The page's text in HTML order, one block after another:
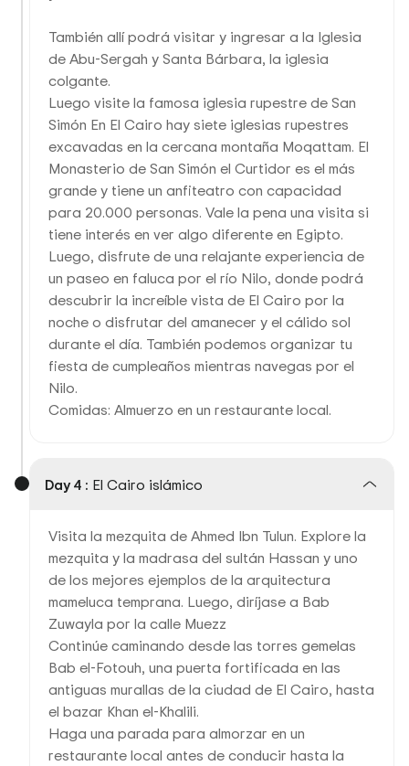
También allí podrá visitar y ingresar a la Iglesia
de Abu-Sergah y Santa Bárbara, la iglesia
colgante.
Luego visite la famosa iglesia rupestre de San
Simón En El Cairo hay siete iglesias rupestres
excavadas en la cercana montaña Moqattam. El
Monasterio de San Simón el Curtidor es el más
grande y tiene un anfiteatro con capacidad
para 20.000 personas. Vale la pena una visita si
tiene interés en ver algo diferente en Egipto.
Luego, disfrute de una relajante experiencia de
un paseo en faluca por el río Nilo, donde podrá
descubrir la increíble vista de El Cairo por la
noche o disfrutar del amanecer y el cálido sol
durante el día. También podemos organizar tu
fiesta de cumpleaños mientras navegas por el
Nilo.
Comidas: Almuerzo en un restaurante local.
Day 4 : El Cairo islámico
Visita la mezquita de Ahmed Ibn Tulun. Explore la
mezquita y la madrasa del sultán Hassan y uno
de los mejores ejemplos de la arquitectura
mameluca temprana. Luego, diríjase a Bab
Zuwayla por la calle Muezz
Continúe caminando desde las torres gemelas
Bab el-Fotouh, una puerta fortificada en las
antiguas murallas de la ciudad de El Cairo, hasta
el bazar Khan el-Khalili.
Haga una parada para almorzar en un
restaurante local antes de conducir hasta la